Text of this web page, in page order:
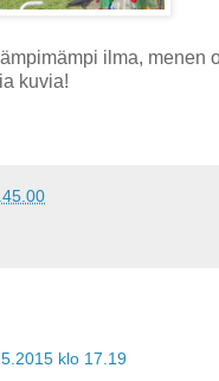
ilma, menen
kuvia!
klo 17.19